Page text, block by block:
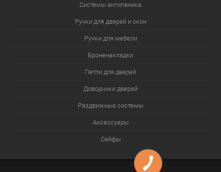
Системы антипаника
Ручки для дверей и окон
Ручки для мебели
Броненакладки
Петли для дверей
Доводчики дверей
Раздвижные системы
Аксессуары
Сейфы